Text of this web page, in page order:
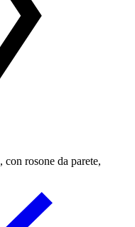
rosone da parete,